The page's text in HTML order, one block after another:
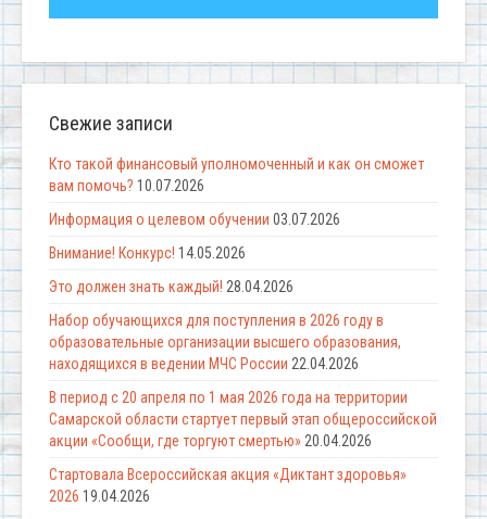
Свежие записи
Кто такой финансовый уполномоченный и как он сможет
вам помочь? 10.07.2026
Информация о целевом обучении 03.07.2026
Внимание! Конкурс! 14.05.2026
Это должен знать каждый! 28.04.2026
Набор обучающихся для поступления в 2026 году в
образовательные организации высшего образования,
находящихся в ведении МЧС России 22.04.2026
В период с 20 апреля по 1 мая 2026 года на территории
Самарской области стартует первый этап общероссийской
акции «Сообщи, где торгуют смертью»20.04.2026
Стартовала Всероссийская акция «Диктант здоровья»
2026 19.04.2026